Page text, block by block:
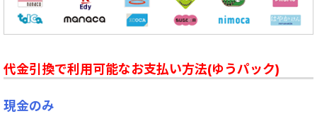
代金引換で利用可能なお支払い方法(ゆうパック)
現金のみ